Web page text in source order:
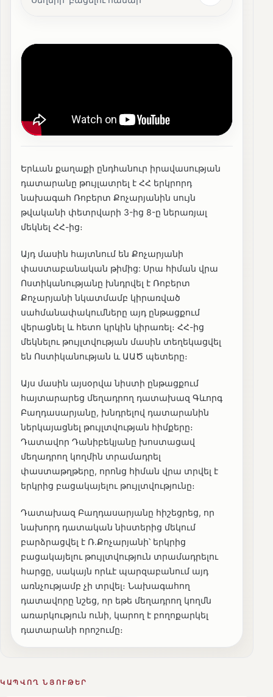
Երևան քաղաքի ընդհանուր իրավասության
դատարանը թույլատրել է ՀՀ երկրորդ
նախագահ Ռոբերտ Քոչարյանին սույն
թվականի փետրվարի 3-ից 8-ը ներառյալ
մեկնել ՀՀ-ից։
Այդ մասին հայտնում են Քոչարյանի
փաստաբանական թիմից: Սրա հիման վրա
Ոստիկանությանը խնդրվել է Ռոբերտ
Քոչարյանի նկատմամբ կիրառված
սահմանափակումները այդ ընթացքում
վերացնել և հետո կրկին կիրառել։ ՀՀ-ից
մեկնելու թույլտվության մասին տեղեկացվել
են Ոստիկանության և ԱԱԾ պետերը։
Այս մասին այսօրվա նիստի ընթացքում
հայտարարեց մեղադրող դատախազ Գևորգ
Բաղդասարյանը, խնդրելով դատարանին
ներկայացնել թույլտվության հիմքերը։
Դատավոր Դանիբեկյանը խոստացավ
մեղադրող կողմին տրամադրել
փաստաթղթերը, որոնց հիման վրա տրվել է
երկրից բացակայելու թույլտվությունը։
Դատախազ Բաղդասարյանը հիշեցրեց, որ
նախորդ դատական նիստերից մեկում
բարձրացվել է Ռ․Քոչարյանի՝ երկրից
բացակայելու թույլտվություն տրամադրելու
հարցը, սակայն որևէ պարզաբանում այդ
առնչությամբ չի տրվել։ Նախագահող
դատավորը նշեց, որ եթե մեղադրող կողմն
առարկություն ունի, կարող է բողոքարկել
դատարանի որոշումը։
ԿԱՊՎՈՂ ՆՅՈՒԹԵՐ